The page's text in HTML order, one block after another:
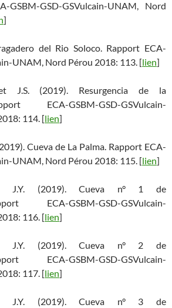
GSBM-GSD-GSVulcain-UNAM, Nord
]
del Rio Soloco. Rapport ECA-
UNAM, Nord Pérou 2018: 113. [lien]
J.S. (2019). Resurgencia de la
ECA-GSBM-GSD-GSVulcain-
114. [lien]
Cueva de La Palma. Rapport ECA-
UNAM, Nord Pérou 2018: 115. [lien]
J.Y. (2019). Cueva n° 1 de
ECA-GSBM-GSD-GSVulcain-
116. [lien]
J.Y. (2019). Cueva n° 2 de
ECA-GSBM-GSD-GSVulcain-
117. [lien]
J.Y. (2019). Cueva n° 3 de